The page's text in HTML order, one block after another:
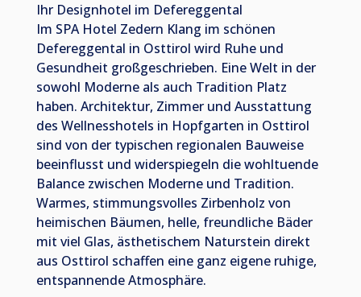
Ihr Designhotel im Defereggental
Im SPA Hotel Zedern Klang im schönen
Defereggental in Osttirol wird Ruhe und
Gesundheit großgeschrieben. Eine Welt in der
sowohl Moderne als auch Tradition Platz
haben. Architektur, Zimmer und Ausstattung
des Wellnesshotels in Hopfgarten in Osttirol
sind von der typischen regionalen Bauweise
beeinflusst und widerspiegeln die wohltuende
Balance zwischen Moderne und Tradition.
Warmes, stimmungsvolles Zirbenholz von
heimischen Bäumen, helle, freundliche Bäder
mit viel Glas, ästhetischem Naturstein direkt
aus Osttirol schaffen eine ganz eigene ruhige,
entspannende Atmosphäre.